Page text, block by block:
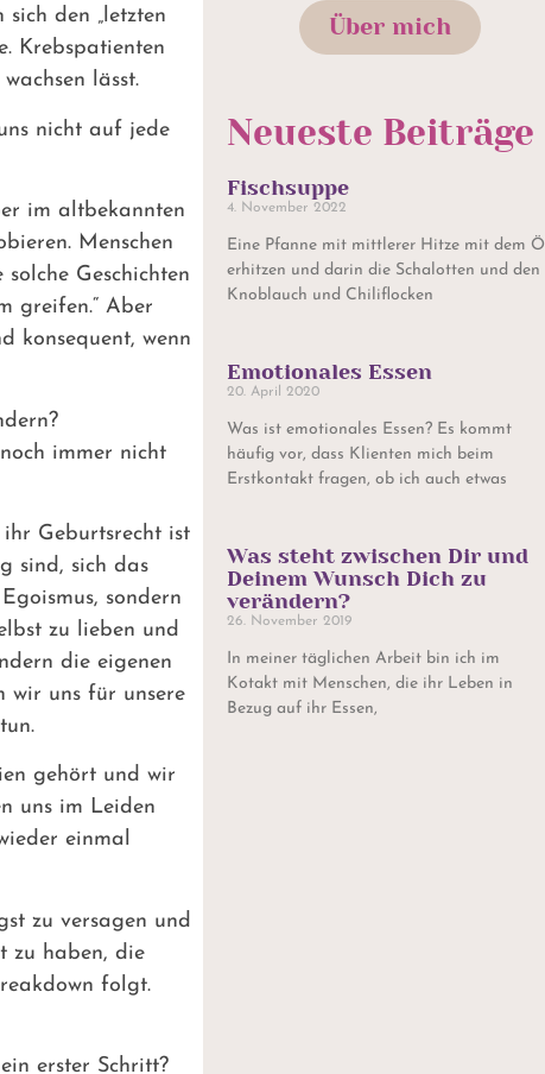
den „letzten
Krebspatienten
lässt.
nicht auf jede
im altbekannten
Menschen
Geschichten
greifen.“ Aber
konsequent, wenn
immer nicht
Geburtsrecht ist
sind, sich das
sondern
zu lieben und
die eigenen
wir uns für unsere
gehört und wir
uns im Leiden
einmal
zu versagen und
zu haben, die
folgt.
erster Schritt?
Über mich
Neueste Beiträge
Fischsuppe
4. November 2022
Eine Pfanne mit mittlerer Hitze mit dem Öl
erhitzen und darin die Schalotten und den
Knoblauch und Chiliflocken
Emotionales Essen
20. April 2020
Was ist emotionales Essen? Es kommt
häufig vor, dass Klienten mich beim
Erstkontakt fragen, ob ich auch etwas
Was steht zwischen Dir und
Deinem Wunsch Dich zu
verändern?
26. November 2019
In meiner täglichen Arbeit bin ich im
Kotakt mit Menschen, die ihr Leben in
Bezug auf ihr Essen,